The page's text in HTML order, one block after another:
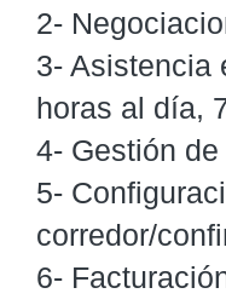
2-
3- Asistencia
horas al día,
4- Gestión
5-
corredor/
6-